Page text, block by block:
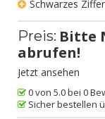
Schwarzes
Preis: Bitte
abrufen!
Jetzt ansehen
0 von 5.0 bei 0
Sicher bestellen